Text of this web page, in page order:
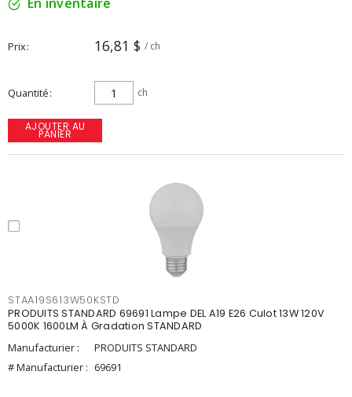
Prix 16,81 $ / ch
Quantité ch
AJOUTER AU
PANIER
STAA19S613W50KSTD
PRODUITS STANDARD 69691 Lampe DEL A19 E26 Culot 13W 120V
5000K 1600LM À Gradation STANDARD
Manufacturier :
PRODUITS STANDARD
# Manufacturier : 69691